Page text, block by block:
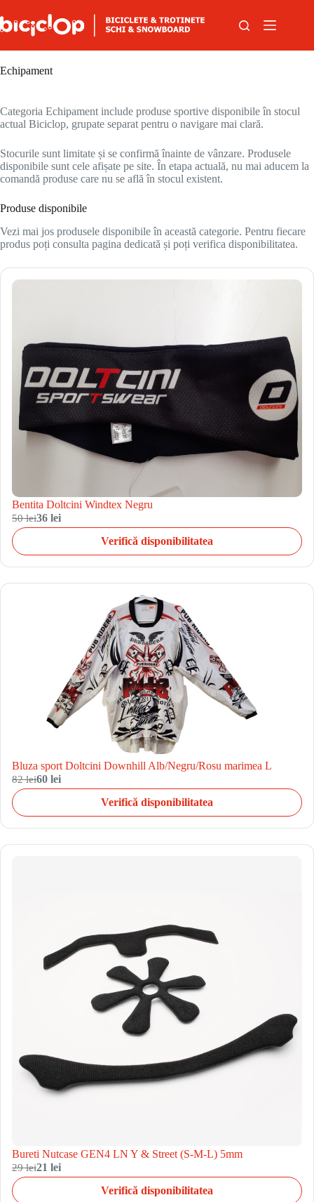
Echipament
Categoria Echipament include produse sportive disponibile în stocul
actual Biciclop, grupate separat pentru o navigare mai clară.
Stocurile sunt limitate și se confirmă înainte de vânzare. Produsele
disponibile sunt cele afișate pe site. În etapa actuală, nu mai aducem la
comandă produse care nu se află în stocul existent.
Produse disponibile
Vezi mai jos produsele disponibile în această categorie. Pentru fiecare
produs poți consulta pagina dedicată și poți verifica disponibilitatea.
Bentita Doltcini Windtex Negru
50 lei36 lei
Verifică disponibilitatea
Bluza sport Doltcini Downhill Alb/Negru/Rosu marimea L
82 lei60 lei
Verifică disponibilitatea
Bureti Nutcase GEN4 LN Y & Street (S-M-L) 5mm
29 lei21 lei
Verifică disponibilitatea